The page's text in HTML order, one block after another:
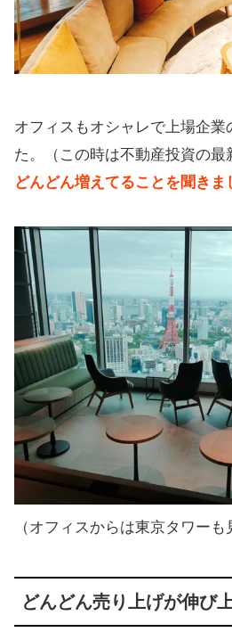
オフィスもオシャレで上場企業
た。（この時は不動産投資の最
どんどん増えてることを聞きま
（オフィスからは東京タワーも
どんどん売り上げが伸び